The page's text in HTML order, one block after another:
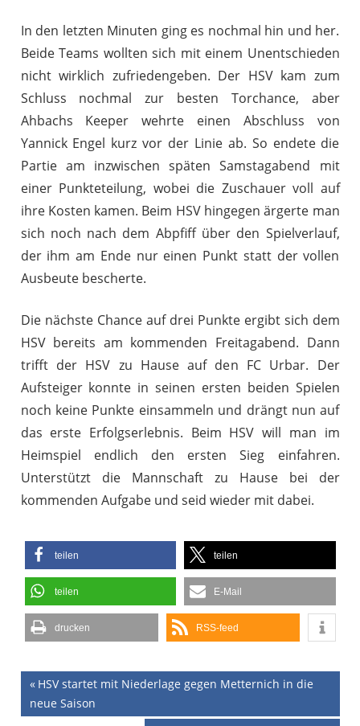
In den letzten Minuten ging es nochmal hin und her.
Beide Teams wollten sich mit einem Unentschieden
nicht wirklich zufriedengeben. Der HSV kam zum
Schluss nochmal zur besten Torchance, aber
Ahbachs Keeper wehrte einen Abschluss von
Yannick Engel kurz vor der Linie ab. So endete die
Partie am inzwischen späten Samstagabend mit
einer Punkteteilung, wobei die Zuschauer voll auf
ihre Kosten kamen. Beim HSV hingegen ärgerte man
sich noch nach dem Abpfiff über den Spielverlauf,
der ihm am Ende nur einen Punkt statt der vollen
Ausbeute bescherte.
Die nächste Chance auf drei Punkte ergibt sich dem
HSV bereits am kommenden Freitagabend. Dann
trifft der HSV zu Hause auf den FC Urbar. Der
Aufsteiger konnte in seinen ersten beiden Spielen
noch keine Punkte einsammeln und drängt nun auf
das erste Erfolgserlebnis. Beim HSV will man im
Heimspiel endlich den ersten Sieg einfahren.
Unterstützt die Mannschaft zu Hause bei der
kommenden Aufgabe und seid wieder mit dabei.
teilen teilen
teilen E-Mail
drucken RSS-feed
Beitragsnavigation
Vorheriger
Beitrag:
HSV startet mit Niederlage gegen Metternich in die
neue Saison